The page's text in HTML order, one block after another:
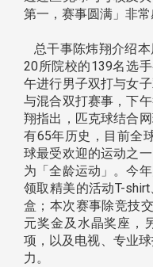
第一，赛事圆满」非常
总干事陈炜翔介绍
20所院校的139名选
午进行男子双打与女
与混合双打赛事，下
翔指出，匹克球结合
有65年历史，目前全
球最受欢迎的运动之
为「全龄运动」。今
领取精美的活动T-
盒；本次赛事除竞技
元奖金及水晶奖座，
项，以及电视、专业
力。